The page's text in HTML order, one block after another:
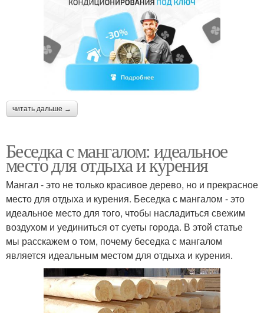
читать дальше →
Беседка с мангалом: идеальное
место для отдыха и курения
Мангал - это не только красивое дерево, но и прекрасное
место для отдыха и курения. Беседка с мангалом - это
идеальное место для того, чтобы насладиться свежим
воздухом и уединиться от суеты города. В этой статье
мы расскажем о том, почему беседка с мангалом
является идеальным местом для отдыха и курения.